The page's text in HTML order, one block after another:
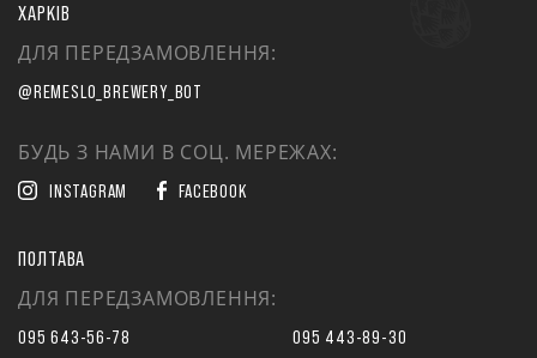
ХАРКІВ
ДЛЯ ПЕРЕДЗАМОВЛЕННЯ:
@REMESLO_BREWERY_BOT
БУДЬ З НАМИ В СОЦ. МЕРЕЖАХ:
INSTAGRAM FACEBOOK
ПОЛТАВА
ДЛЯ ПЕРЕДЗАМОВЛЕННЯ:
095 643-56-78
095 443-89-30